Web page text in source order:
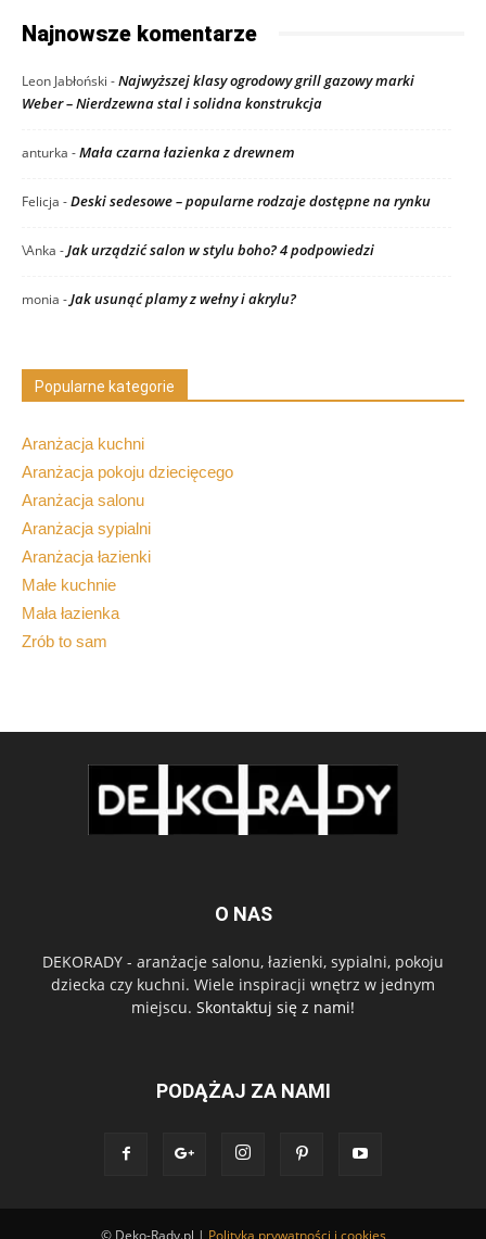
Najnowsze komentarze
Leon Jabłoński -Najwyższej klasy ogrodowy grill gazowy marki
Weber – Nierdzewna stal i solidna konstrukcja
anturka -Mała czarna łazienka z drewnem
Felicja -Deski sedesowe – popularne rodzaje dostępne na rynku
\Anka -Jak urządzić salon w stylu boho? 4 podpowiedzi
monia -Jak usunąć plamy z wełny i akrylu?
Popularne kategorie
Aranżacja kuchni
Aranżacja pokoju dziecięcego
Aranżacja salonu
Aranżacja sypialni
Aranżacja łazienki
Małe kuchnie
Mała łazienka
Zrób to sam
O NAS
DEKORADY - aranżacje salonu, łazienki, sypialni, pokoju
dziecka czy kuchni. Wiele inspiracji wnętrz w jednym
miejscu. Skontaktuj się z nami!
PODĄŻAJ ZA NAMI
© Deko-Rady.pl | Polityka prywatności i cookies